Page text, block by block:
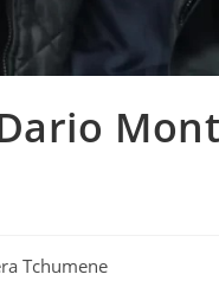
Tchumene